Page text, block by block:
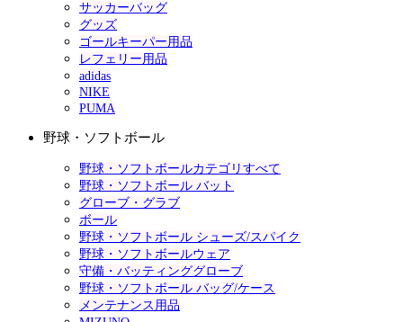
サッカーバッグ
グッズ
ゴールキーパー用品
レフェリー用品
adidas
NIKE
PUMA
野球・ソフトボール
野球・ソフトボールカテゴリすべて
野球・ソフトボール バット
グローブ・グラブ
ボール
野球・ソフトボール シューズ/スパイク
野球・ソフトボールウェア
守備・バッティンググローブ
野球・ソフトボール バッグ/ケース
メンテナンス用品